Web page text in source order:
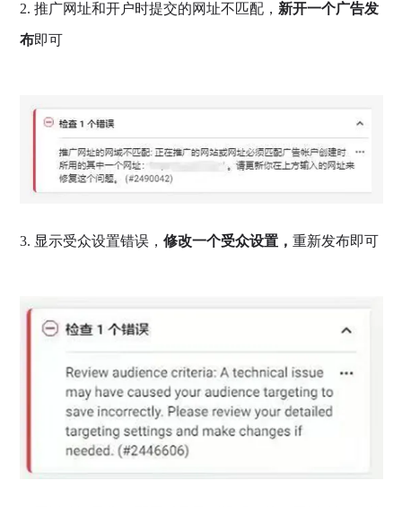
2. 推广网址和开户时提交的网址不匹配， 新开一个广告发
布即可
3. 显示受众设置错误， 修改一个受众设置， 重新发布即可